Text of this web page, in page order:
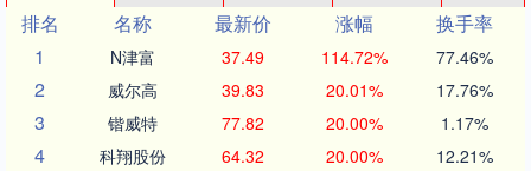
排名
名称 最新价 涨幅
换手率
1
N津富 37.49 114.72% 77.46%
2 威尔高 39.83 20.01% 17.76%
3 锴威特 77.82 20.00% 1.17%
4 科翔股份 64.32 20.00% 12.21%